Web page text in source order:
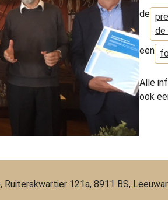
de
de
een
Alle
ook
Ruiterskwartier 121a, 8911 BS,